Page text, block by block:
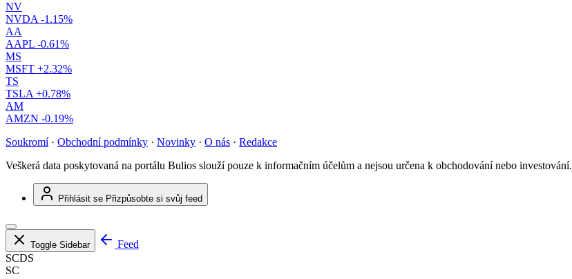
NV
NVDA -1.15%
AA
AAPL -0.61%
MS
MSFT +2.32%
TS
TSLA +0.78%
AM
AMZN -0.19%
Soukromí · Obchodní podmínky · Novinky · O nás · Redakce
Veškerá data poskytovaná na portálu Bulios slouží pouze k informačním účelům a nejsou určena k obchodování nebo investování.
Přihlásit se Přizpůsobte si svůj feed
Toggle Sidebar
Feed
SCDS
SC